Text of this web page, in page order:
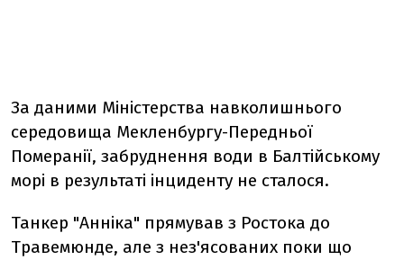
За даними Міністерства навколишнього
середовища Мекленбургу-Передньої
Померанії, забруднення води в Балтійському
морі в результаті інциденту не сталося.
Танкер "Анніка" прямував з Ростока до
Травемюнде, але з нез'ясованих поки що